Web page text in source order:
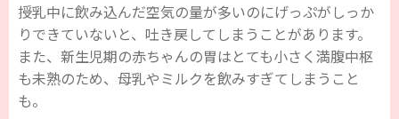
授乳中に飲み込んだ空気の量が多いのにげっぷがしっか
りできていないと、吐き戻してしまうことがあります。
また、新生児期の赤ちゃんの胃はとても小さく満腹中枢
も未熟のため、母乳やミルクを飲みすぎてしまうこと
も。